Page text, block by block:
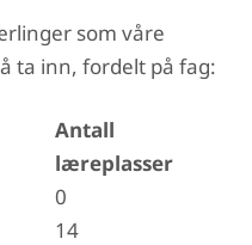
som våre
ta inn, fordelt på fag:
Antall
læreplasser
0
14